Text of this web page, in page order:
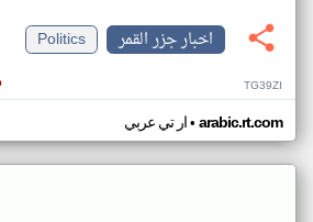
اخبار جزر القمر
Politics
TG39ZI
ار تي عربي• arabic.rt.com